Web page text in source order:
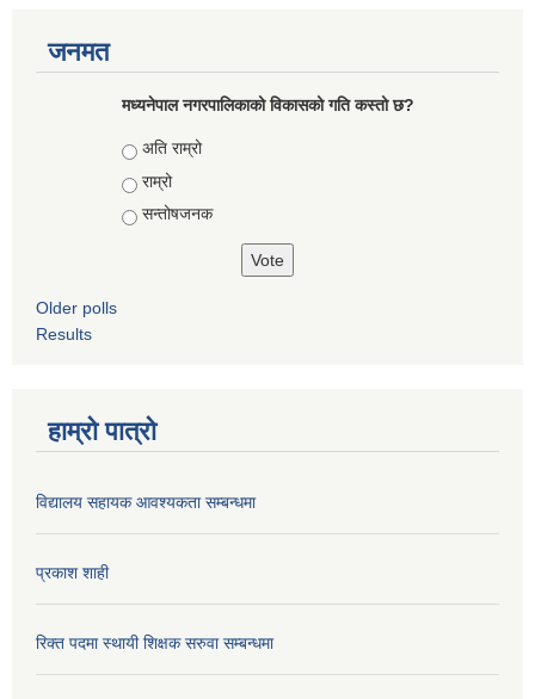
जनमत
मध्यनेपाल नगरपालिकाको विकासको गति कस्तो छ?
Choices
अति राम्रो
राम्रो
सन्तोषजनक
Older polls
Results
हाम्रो पात्रो
विद्यालय सहायक आवश्यकता सम्बन्धमा
प्रकाश शाही
रिक्त पदमा स्थायी शिक्षक सरुवा सम्बन्धमा